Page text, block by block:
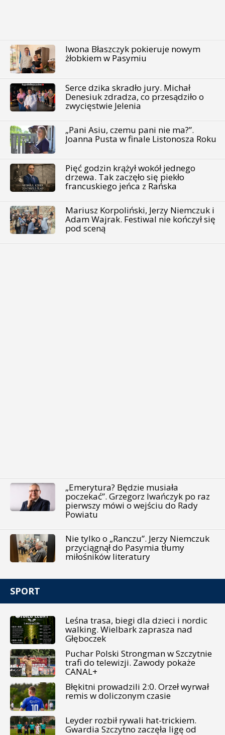
Iwona Błaszczyk pokieruje nowym
żłobkiem w Pasymiu
Serce dzika skradło jury. Michał
Denesiuk zdradza, co przesądziło o
zwycięstwie Jelenia
„Pani Asiu, czemu pani nie ma?”.
Joanna Pusta w finale Listonosza Roku
Pięć godzin krążył wokół jednego
drzewa. Tak zaczęło się piekło
francuskiego jeńca z Rańska
Mariusz Korpoliński, Jerzy Niemczuk i
Adam Wajrak. Festiwal nie kończył się
pod sceną
„Emerytura? Będzie musiała
poczekać”. Grzegorz Iwańczyk po raz
pierwszy mówi o wejściu do Rady
Powiatu
Nie tylko o „Ranczu”. Jerzy Niemczuk
przyciągnął do Pasymia tłumy
miłośników literatury
SPORT
Leśna trasa, biegi dla dzieci i nordic
walking. Wielbark zaprasza nad
Głęboczek
Puchar Polski Strongman w Szczytnie
trafi do telewizji. Zawody pokaże
CANAL+
Błękitni prowadzili 2:0. Orzeł wyrwał
remis w doliczonym czasie
Leyder rozbił rywali hat-trickiem.
Gwardia Szczytno zaczęła ligę od